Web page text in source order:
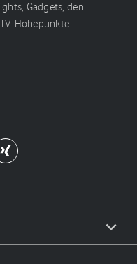
Gadgets, den
Höhepunkte.